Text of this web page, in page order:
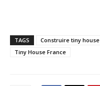
TAGS Construire tiny house
Tiny House France